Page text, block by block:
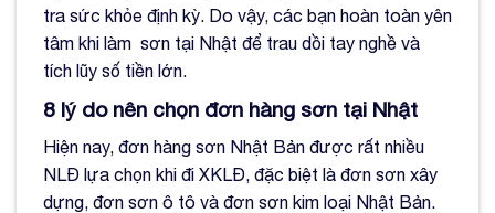
tra sức khỏe định kỳ. Do vậy, các bạn hoàn toàn yên
tâm khi làm sơn tại Nhật để trau dồi tay nghề và
tích lũy số tiền lớn.
8 lý do nên chọn đơn hàng sơn tại Nhật
Hiện nay, đơn hàng sơn Nhật Bản được rất nhiều
NLĐ lựa chọn khi đi XKLĐ, đặc biệt là đơn sơn xây
dựng, đơn sơn ô tô và đơn sơn kim loại Nhật Bản.